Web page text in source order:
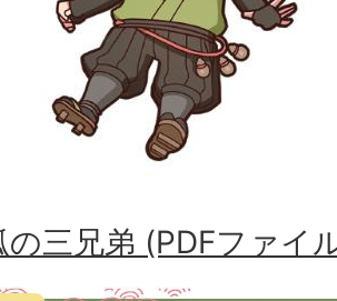
の三兄弟 (PDFファイ